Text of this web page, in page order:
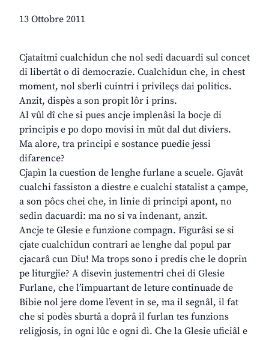
13 Ottobre 2011
Cjataitmi cualchidun che nol sedi dacuardi sul concet
di libertât o di democrazie. Cualchidun che, in chest
moment, nol sberli cuintri i privileçs dai politics.
Anzit, dispès a son propit lôr i prins.
Al vûl dî che si pues ancje implenâsi la bocje di
principis e po dopo movisi in mût dal dut diviers.
Ma alore, tra principi e sostance puedie jessi
difarence?
Cjapìn la cuestion de lenghe furlane a scuele. Gjavât
cualchi fassiston a diestre e cualchi statalist a çampe,
a son pôcs chei che, in linie di principi apont, no
sedin dacuardi: ma no si va indenant, anzit.
Ancje te Glesie e funzione compagn. Figurâsi se si
cjate cualchidun contrari ae lenghe dal popul par
cjacarâ cun Diu! Ma trops sono i predis che le doprin
pe liturgjie? A disevin justementri chei di Glesie
Furlane, che l’impuartant de leture continuade de
Bibie nol jere dome l’event in se, ma il segnâl, il fat
che si podès sburtâ a doprâ il furlan tes funzions
religjosis, in ogni lûc e ogni dì. Che la Glesie uficiâl e